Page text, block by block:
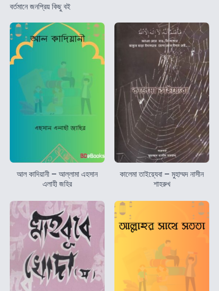
বর্তমানে জনপ্রিয় কিছু বই
আল কাদিয়ানী – আল্লামা এহসান
এলাহী জহির
কালেমা তাইয়্যেবা – মুহাম্মদ নাসীন
শাহরুখ